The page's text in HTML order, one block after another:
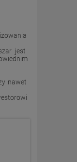
jest
nawet